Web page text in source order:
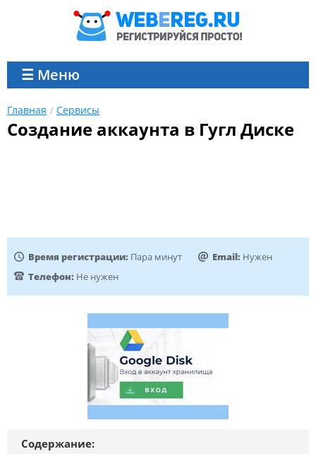
☰ Меню
Главная Сервисы
Создание аккаунта в Гугл Диске
Время регистрации: Пара минут Email: Нужен
Телефон: Не нужен
Содержание: